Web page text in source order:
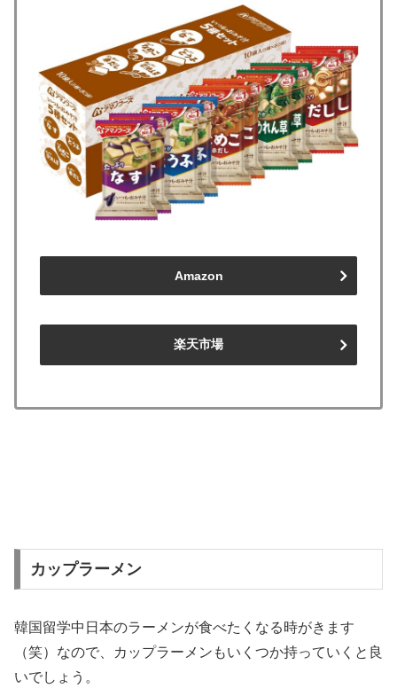
Amazon
楽天市場
カップラーメン
韓国留学中日本のラーメンが食べたくなる時がきます
（笑）なので、カップラーメンもいくつか持っていくと良
いでしょう。